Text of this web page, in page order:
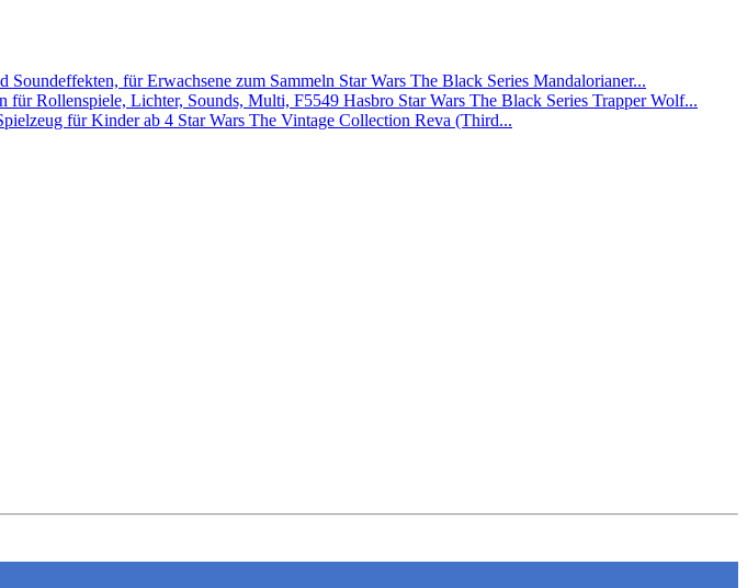
Star Wars The Black Series Mandalorianer...
Hasbro Star Wars The Black Series Trapper Wolf...
Star Wars The Vintage Collection Reva (Third...